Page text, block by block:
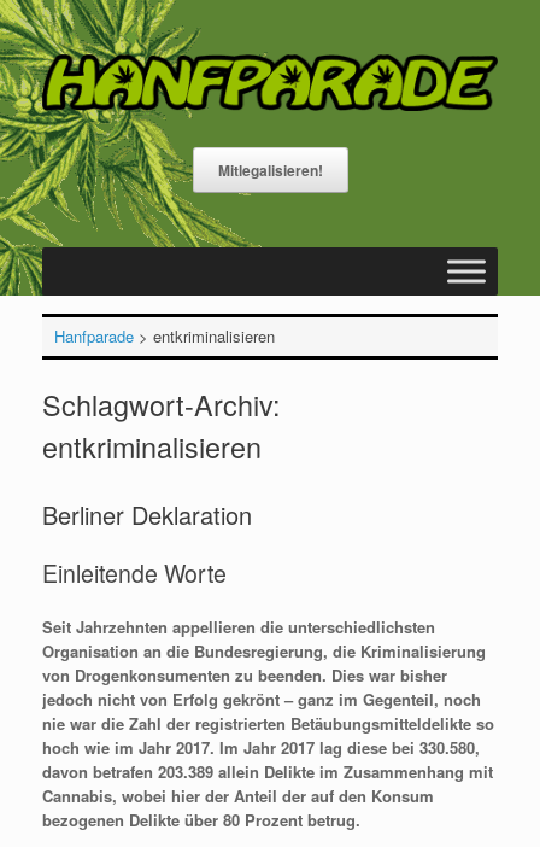
Zum
Inhalt
springen
Mitlegalisieren!
Hanfparade> entkriminalisieren
Schlagwort-Archiv:
entkriminalisieren
Berliner Deklaration
Einleitende Worte
Seit Jahrzehnten appellieren die unterschiedlichsten
Organisation an die Bundesregierung, die Kriminalisierung
von Drogenkonsumenten zu beenden. Dies war bisher
jedoch nicht von Erfolg gekrönt – ganz im Gegenteil, noch
nie war die Zahl der registrierten Betäubungsmitteldelikte so
hoch wie im Jahr 2017. Im Jahr 2017 lag diese bei 330.580,
davon betrafen 203.389 allein Delikte im Zusammenhang mit
Cannabis, wobei hier der Anteil der auf den Konsum
bezogenen Delikte über 80 Prozent betrug.